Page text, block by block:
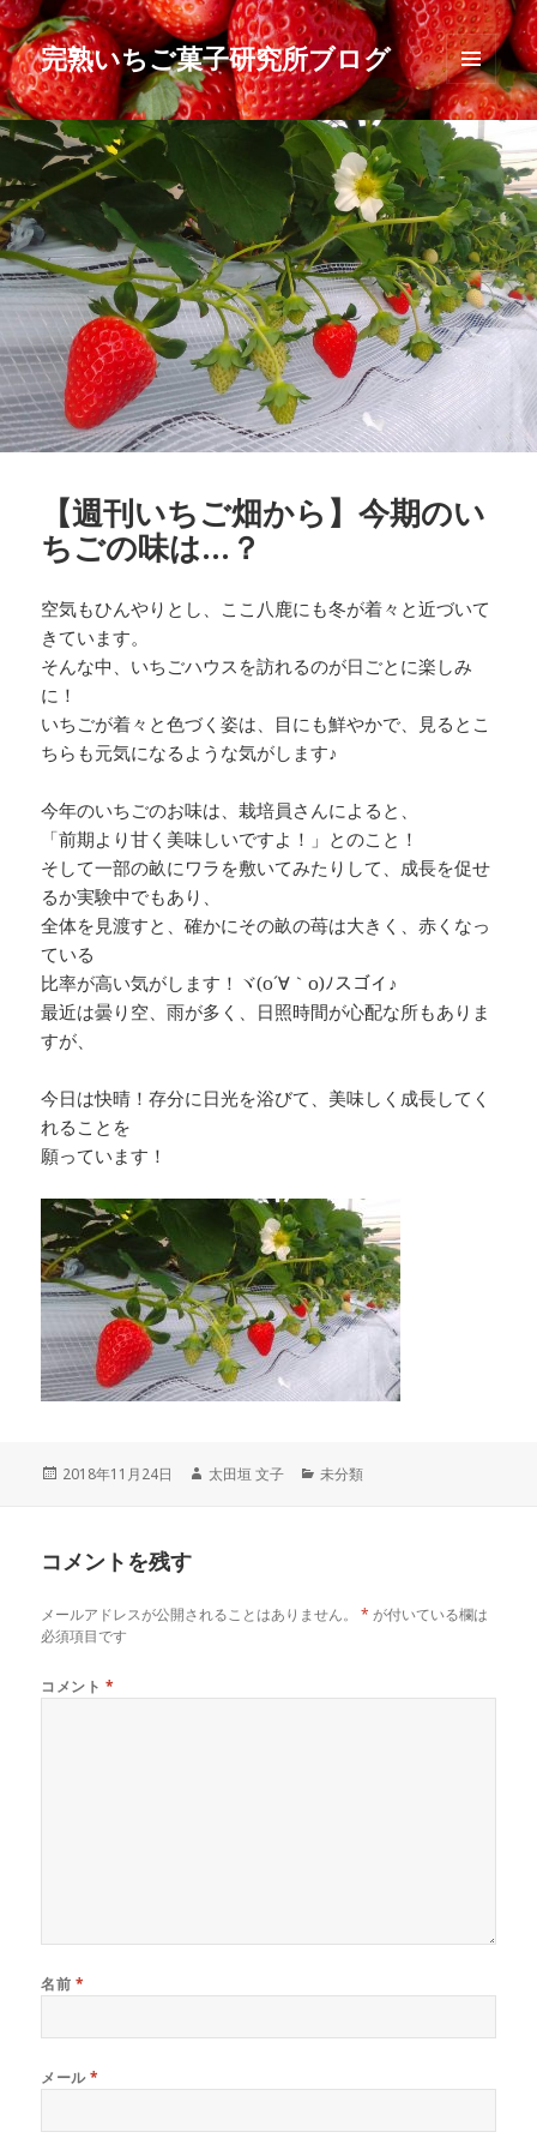
完熟いちご菓子研究所ブログ
メニュ
ーとウ
ィジェ
【週刊いちご畑から】今期のい
ちごの味は…？
空気もひんやりとし、ここ八鹿にも冬が着々と近づいて
きています。
そんな中、いちごハウスを訪れるのが日ごとに楽しみ
に！
いちごが着々と色づく姿は、目にも鮮やかで、見るとこ
ちらも元気になるような気がします♪
今年のいちごのお味は、栽培員さんによると、
「前期より甘く美味しいですよ！」とのこと！
そして一部の畝にワラを敷いてみたりして、成長を促せ
るか実験中でもあり、
全体を見渡すと、確かにその畝の苺は大きく、赤くなっ
ている
比率が高い気がします！ヾ(o´∀｀o)ﾉスゴイ♪
最近は曇り空、雨が多く、日照時間が心配な所もありま
すが、
今日は快晴！存分に日光を浴びて、美味しく成長してく
れることを
願っています！
投
2018年11月24日
作
太田垣 文子
カ
未分類
コメントを残す
メールアドレスが公開されることはありません。 * が付いている欄は
必須項目です
コメント *
名前 *
メール*